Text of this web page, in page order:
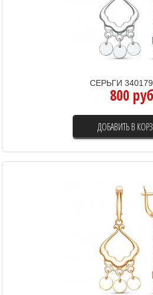
СЕРЬГИ
800 руб
ДОБАВИТЬ В